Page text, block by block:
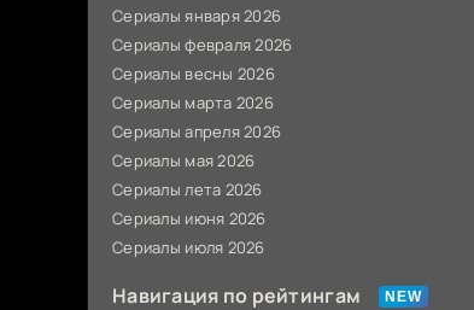
Сериалы января 2026
Сериалы февраля 2026
Сериалы весны 2026
Сериалы марта 2026
Сериалы апреля 2026
Сериалы мая 2026
Сериалы лета 2026
Сериалы июня 2026
Сериалы июля 2026
Навигация по рейтингам